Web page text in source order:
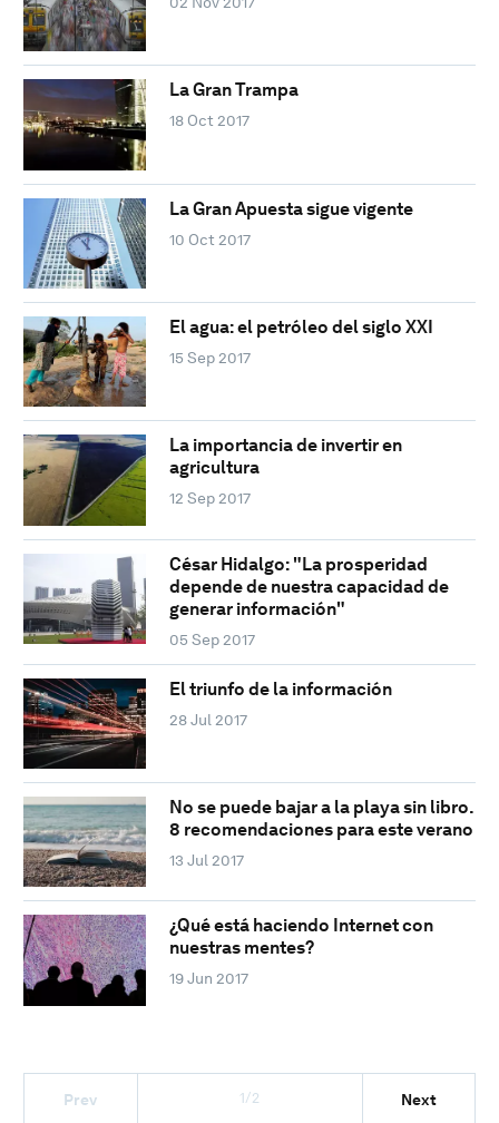
La Gran Trampa
18 Oct 2017
La Gran Apuesta sigue vigente
10 Oct 2017
El agua: el petróleo del siglo XXI
15 Sep 2017
La importancia de invertir en
agricultura
12 Sep 2017
César Hidalgo: "La prosperidad
depende de nuestra capacidad de
generar información"
05 Sep 2017
El triunfo de la información
28 Jul 2017
No se puede bajar a la playa sin libro.
8 recomendaciones para este verano
13 Jul 2017
¿Qué está haciendo Internet con
nuestras mentes?
19 Jun 2017
Prev 1/2 Next